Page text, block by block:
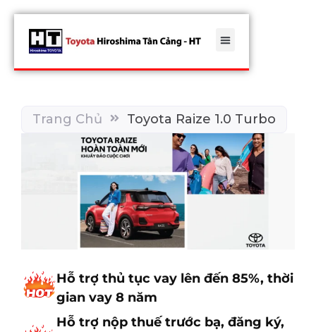
Trang Chủ Toyota Raize 1.0 Turbo
Hỗ trợ thủ tục vay lên đến 85%, thời
gian vay 8 năm
Hỗ trợ nộp thuế trước bạ, đăng ký,